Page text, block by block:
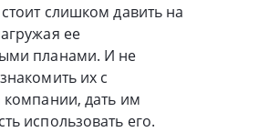
слишком давить на
ее
планами. И не
их с
компании, дать им
использовать его.